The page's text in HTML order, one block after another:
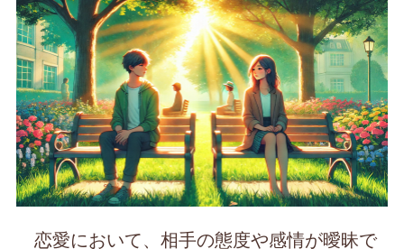
恋愛において、相手の態度や感情が曖昧で